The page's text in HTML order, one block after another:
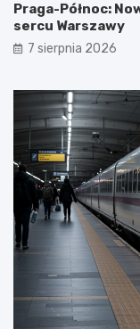
Praga-Północ:
sercu Warszawy
7 sierpnia 2026